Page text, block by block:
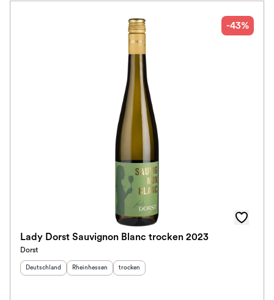
-43%
Lady Dorst Sauvignon Blanc trocken 2023
Dorst
Herkunftsland
Deutschland Herkunftsregion :
Rheinhessen Geschmack
trocken